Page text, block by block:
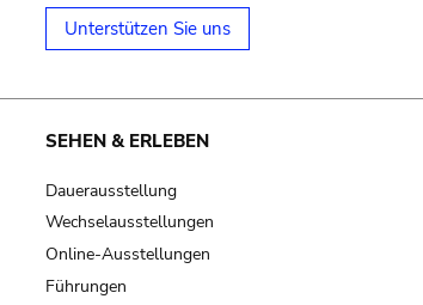
Unterstützen Sie uns
SEHEN & ERLEBEN
Dauerausstellung
Wechselausstellungen
Online-Ausstellungen
Führungen